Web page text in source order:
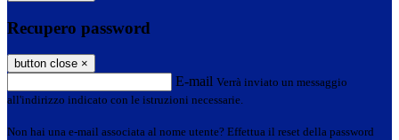
Recupero password
button close ×
E-mail Verrà inviato un messaggio
all'indirizzo indicato con le istruzioni necessarie.
Non hai una e-mail associata al nome utente? Effettua il reset della password